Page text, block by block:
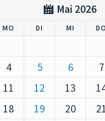
Mai 2026
MO DIENSTAG
MITTWOCH
DO
4 5 6 7
11 12 13
18 19 20 21